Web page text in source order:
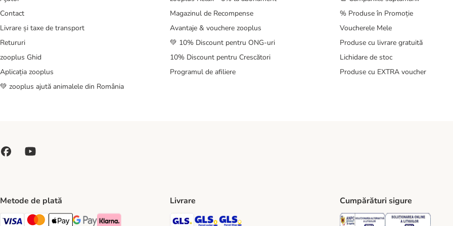
Contact
Livrare și taxe de transport
Retururi
zooplus Ghid
Aplicația zooplus
💚 zooplus ajută animalele din România
Magazinul de Recompense
Avantaje & vouchere zooplus
💚 10% Discount pentru ONG-uri
10% Discount pentru Crescători
Programul de afiliere
% Produse în Promoție
Voucherele Mele
Produse cu livrare gratuită
Lichidare de stoc
Produse cu EXTRA voucher
Metode de plată Livrare
GLS Shipping Method
GLS Locker Shipping Method
GLS Parcel Shop Shipping Method
Cumpărături sigure
Security